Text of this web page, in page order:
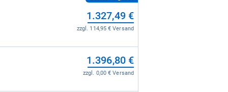
1.327,49 €
zzgl. 114,95 € Versand
1.396,80 €
zzgl. 0,00 € Versand